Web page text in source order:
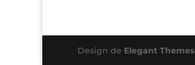
Design de Elegant Themes